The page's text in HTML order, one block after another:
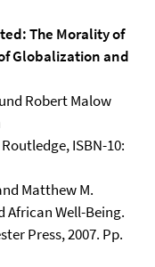
The Morality of
Globalization and
Robert Malow
ISBN-10:
Matthew M.
African Well-Being.
Press, 2007. Pp.